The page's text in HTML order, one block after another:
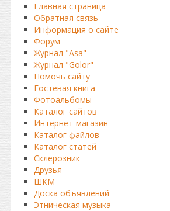
Главная страница
Обратная связь
Информация о сайте
Форум
Журнал "Asa"
Журнал "Golor"
Помочь сайту
Гостевая книга
Фотоальбомы
Каталог сайтов
Интернет-магазин
Каталог файлов
Каталог статей
Склерозник
Друзья
ШКМ
Доска объявлений
Этническая музыка